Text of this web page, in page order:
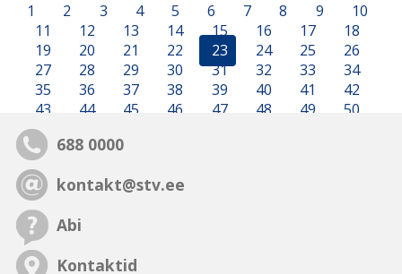
1 2 3 4 5 6 7 8 9
10
11
12 13 14 15 16 17
18
19
20 21 22 23 24 25
26
27
28 29 30 31 32 33
34
35
36 37 38 39 40 41
42
43
44 45 46 47 48 49 50
688 0000
kontakt@stv.ee
Abi
Kontaktid